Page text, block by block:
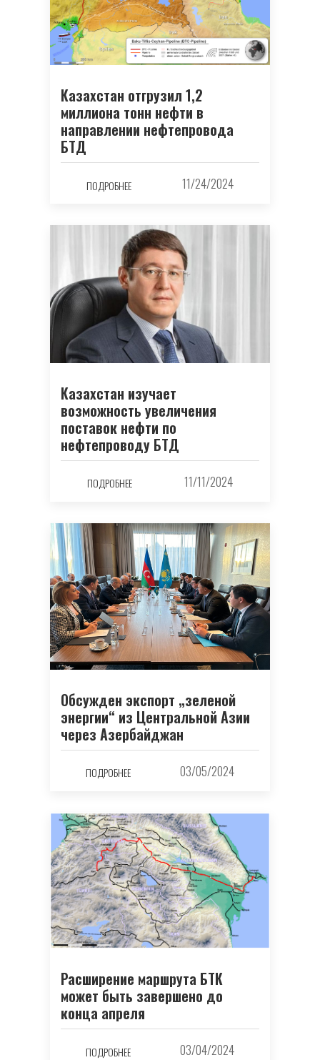
Казахстан отгрузил 1,2
миллиона тонн нефти в
направлении нефтепровода
БТД
ПОДРОБНЕЕ 11/24/2024
Казахстан изучает
возможность увеличения
поставок нефти по
нефтепроводу БТД
ПОДРОБНЕЕ 11/11/2024
Обсужден экспорт „зеленой
энергии“ из Центральной Азии
через Азербайджан
ПОДРОБНЕЕ 03/05/2024
Расширение маршрута БТК
может быть завершено до
конца апреля
ПОДРОБНЕЕ 03/04/2024